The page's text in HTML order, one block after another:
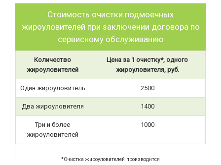
Стоимость очистки подмоечных
жироуловителей при заключении договора по
сервисному обслуживанию
Количество
жироуловителей
Цена за 1 очистку*, одного
жироуловителя, руб.
Один жироуловитель 2500
Два жироуловителя 1400
Три и более
жироуловителей
1000
*Очистка жироуловителей производится